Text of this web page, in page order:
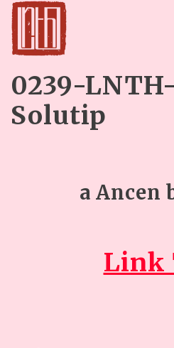
0239-
Solutip
a Ancen
Link